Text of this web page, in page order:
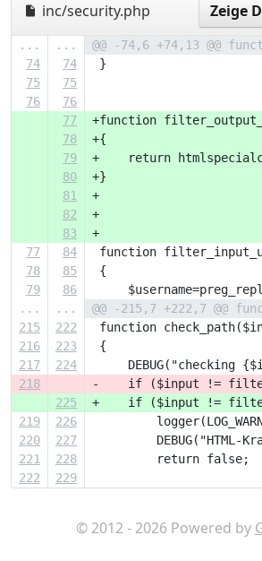
inc/security.php Zeige
... ...
@@ -74,6 +74,13 @@
74
74
}
75
75
76
76
77
+function
78
+{
79
+    return
80
+}
81
+
82
+
83
+
77
84
function
78
85
{
79
86
...
...
@@ -215,7 +222,7 @@
215
222
function
216
223
{
217
224
DEBUG("checking
218
-    if ($input !=
225
+    if ($input !=
219
226
220
227
DEBUG("HTML-
221
228
         return false;
222
229
© 2012 - 2026 Powered by